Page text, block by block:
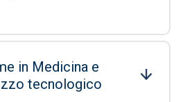
in Medicina e
tecnologico